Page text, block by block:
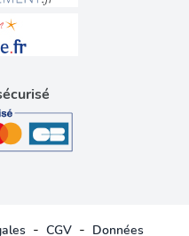
- CGV - Données